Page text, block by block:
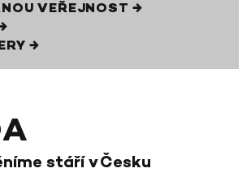
VEŘEJNOST →
→
stáří v Česku